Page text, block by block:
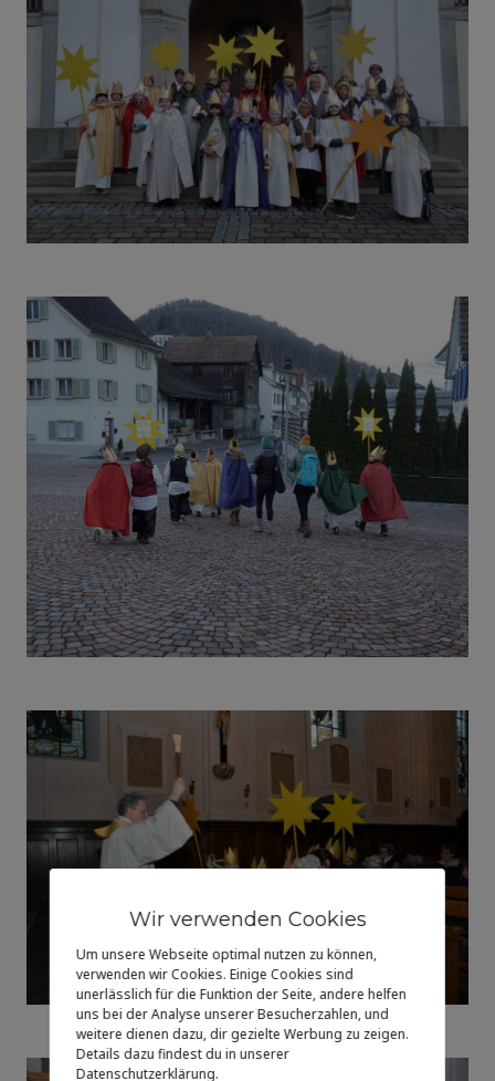
Wir verwenden Cookies
Um unsere Webseite optimal nutzen zu können,
verwenden wir Cookies. Einige Cookies sind
unerlässlich für die Funktion der Seite, andere helfen
uns bei der Analyse unserer Besucherzahlen, und
weitere dienen dazu, dir gezielte Werbung zu zeigen.
Details dazu findest du in unserer
Datenschutzerklärung.